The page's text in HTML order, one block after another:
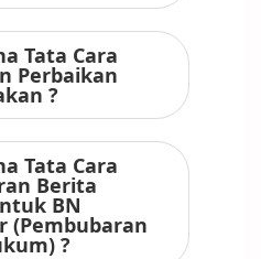
Tata Cara
Perbaikan
?
Tata Cara
Berita
BN
(Pembubaran
?